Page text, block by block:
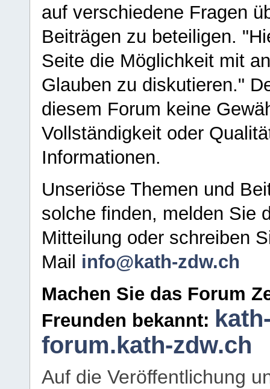
auf verschiedene Fragen
Beiträgen zu beteiligen.
Seite die Möglichkeit mit
Glauben zu diskutieren."
diesem Forum keine
Vollständigkeit oder
Informationen.
Unseriöse Themen und
solche finden, melden Sie
Mitteilung oder schreiben
Mail info@kath-zdw.ch
Machen Sie das Forum
Freunden bekannt:
forum.kath-zdw.ch
Auf die Veröffentlichung